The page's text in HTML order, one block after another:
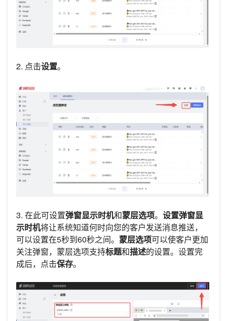
2. 点击设置。
3. 在此可设置弹窗显示时机和蒙层选项。 设置弹窗显
示时机将让系统知道何时向您的客户发送消息推送，
可以设置在5秒到60秒之间。 蒙层选项可以使客户更加
关注弹窗，蒙层选项支持标题和描述的设置。设置完
成后，点击保存。